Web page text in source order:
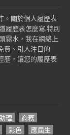
。關於個人履歷表
履歷表怎麼寫,特別
霧水，我在網絡上
費、引人注目的
歷，讓您的履歷表
助理
商務
彩色
應屆生